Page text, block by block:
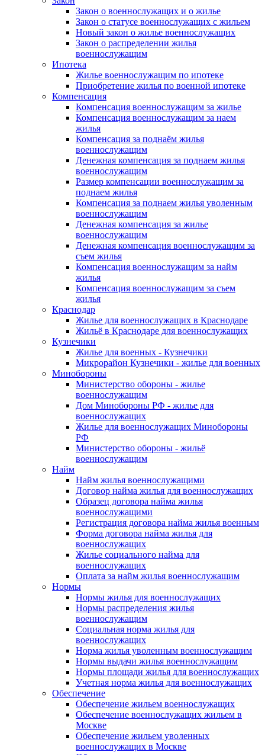
Закон о военнослужащих и о жилье
Закон о статусе военнослужащих с жильем
Новый закон о жилье военнослужащих
Закон о распределении жилья
военнослужащим
Ипотека
Жилье военнослужащим по ипотеке
Приобретение жилья по военной ипотеке
Компенсация
Компенсация военнослужащим за жилье
Компенсация военнослужащим за наем
жилья
Компенсация за поднаём жилья
военнослужащим
Денежная компенсация за поднаем жилья
военнослужащим
Размер компенсации военнослужащим за
поднаем жилья
Компенсация за поднаем жилья уволенным
военнослужащим
Денежная компенсация за жилье
военнослужащим
Денежная компенсация военнослужащим за
съем жилья
Компенсация военнослужащим за найм
жилья
Компенсация военнослужащим за съем
жилья
Краснодар
Жилье для военнослужащих в Краснодаре
Жильё в Краснодаре для военнослужащих
Кузнечики
Жилье для военных - Кузнечики
Микрорайон Кузнечики - жилье для военных
Минобороны
Министерство обороны - жилье
военнослужащим
Дом Минобороны РФ - жилье для
военнослужащих
Жилье для военнослужащих Минобороны
РФ
Министерство обороны - жильё
военнослужащим
Найм
Найм жилья военнослужащими
Договор найма жилья для военнослужащих
Образец договора найма жилья
военнослужащими
Регистрация договора найма жилья военным
Форма договора найма жилья для
военнослужащих
Жилье социального найма для
военнослужащих
Оплата за найм жилья военнослужащим
Нормы
Нормы жилья для военнослужащих
Нормы распределения жилья
военнослужащим
Социальная норма жилья для
военнослужащих
Норма жилья уволенным военнослужащим
Нормы выдачи жилья военнослужащим
Нормы площади жилья для военнослужащих
Учетная норма жилья для военнослужащих
Обеспечение
Обеспечение жильем военнослужащих
Обеспечение военнослужащих жильем в
Москве
Обеспечение жильем уволенных
военнослужащих в Москве